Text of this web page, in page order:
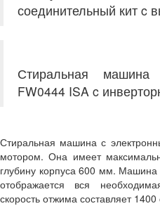
соединительный кит c
Стиральная
FW0444 ISA c
Стиральная машина с
мотором. Она имеет
глубину корпуса 600 мм.
отображается вся
скорость отжима составляет